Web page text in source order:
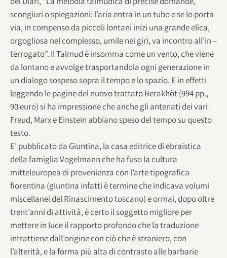
scongiuri o spiegazioni: l’aria entra in un tubo e se lo porta
via, in compenso da piccoli lontani inizi una grande elica,
orgogliosa nel complesso, umile nei giri, va incontro all’in –
terrogato”. Il Talmud è insomma come un vento, che viene
da lontano e avvolge trasportandola ogni generazione in
un dialogo sospeso sopra il tempo e lo spazio. E in effetti
leggendo le pagine del nuovo trattato Berakhòt (994 pp.,
90 euro) si ha impressione che anche gli antenati dei vari
Freud, Marx e Einstein abbiano speso del tempo su questo
testo.
E’ pubblicato da Giuntina, la casa editrice di ebraistica
della famiglia Vogelmann che ha fuso la cultura
mitteleuropea di provenienza con l’arte tipografica
fiorentina (giuntina infatti è termine che indicava volumi
miscellanei del Rinascimento toscano) e ormai, dopo oltre
trent’anni di attività, è certo il soggetto migliore per
mettere in luce il rapporto profondo che la traduzione
intrattiene dall’origine con ciò che è straniero, con
l’alterità, e la forma più alta di contrasto alle barbarie